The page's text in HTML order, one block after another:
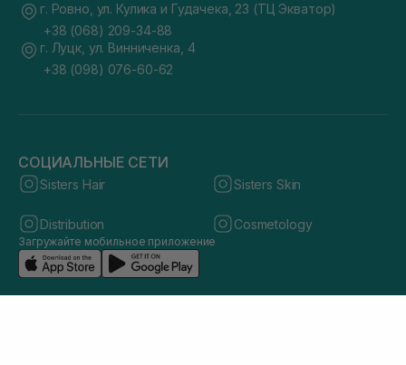
г. Ровно, ул. Кулика и Гудачека, 23 (ТЦ Экватор)
+38 (068) 209-34-88
г. Луцк, ул. Винниченка, 4
+38 (098) 076-60-62
СОЦИАЛЬНЫЕ СЕТИ
Sisters Hair Sisters Skin
Distribution Cosmetology
Загружайте мобильное приложение